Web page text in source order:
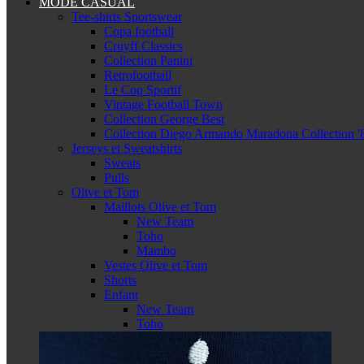
Tee-shirts Sportswear
Copa football
Cruyff Classics
Collection Panini
Retrofootball
Le Coq Sportif
Vintage Football Town
Collection George Best
Collection Diego Armando Maradona Collection
Jerseys et Sweatshirts
Sweats
Pulls
Olive et Tom
Maillots Olive et Tom
New Team
Toho
Mambo
Vestes Olive et Tom
Shorts
Enfant
New Team
Toho